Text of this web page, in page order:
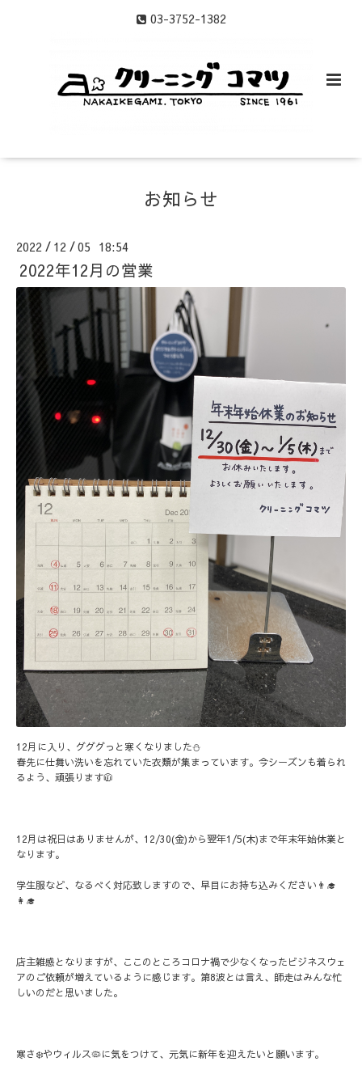
03-3752-1382
お知らせ
2022 / 12 /05 18:54
2022年12月の営業
12月に入り、グググっと寒くなりました⛄️
春先に仕舞い洗いを忘れていた衣類が集まっています。今シーズンも着られ
るよう、頑張ります🧥
12月は祝日はありませんが、12/30(金)から翌年1/5(木)まで年末年始休業と
なります。
学生服など、なるべく対応致しますので、早目にお持ち込みください👨‍🎓
👩‍🎓
店主雑感となりますが、ここのところコロナ禍で少なくなったビジネスウェ
アのご依頼が増えているように感じます。第8波とは言え、師走はみんな忙
しいのだと思いました。
寒さ❄️やウィルス🦠に気をつけて、元気に新年を迎えたいと願います。